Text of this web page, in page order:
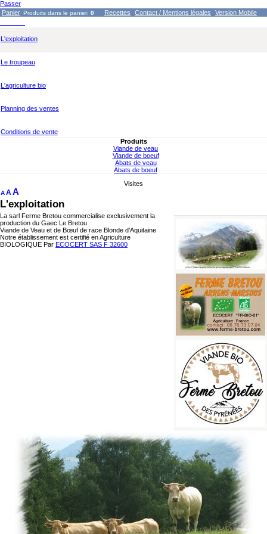
Passer
Panier Produits dans le panier: 0 Recettes Contact / Mentions légales Version Mobile
L'exploitation
Le troupeau
L'agriculture bio
Planning des ventes
Conditions de vente
Produits
Viande de veau
Viande de boeuf
Abats de veau
Abats de boeuf
Visites
AAA
L'exploitation
La sarl Ferme Bretou commercialise exclusivement la
production du Gaec Le Bretou
Viande de Veau et de Bœuf de race Blonde d'Aquitaine
Notre établissement est certifié en Agriculture
BIOLOGIQUE Par ECOCERT SAS F 32600